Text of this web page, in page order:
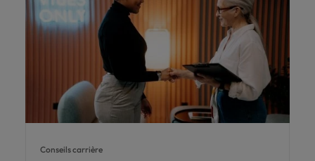
Conseils carrière